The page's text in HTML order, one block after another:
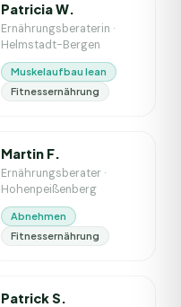
Patricia W.
Ernährungsberaterin ·
Helmstadt-Bergen
Muskelaufbau lean
Fitnessernährung
Martin F.
Ernährungsberater ·
Hohenpeißenberg
Abnehmen
Fitnessernährung
Patrick S.